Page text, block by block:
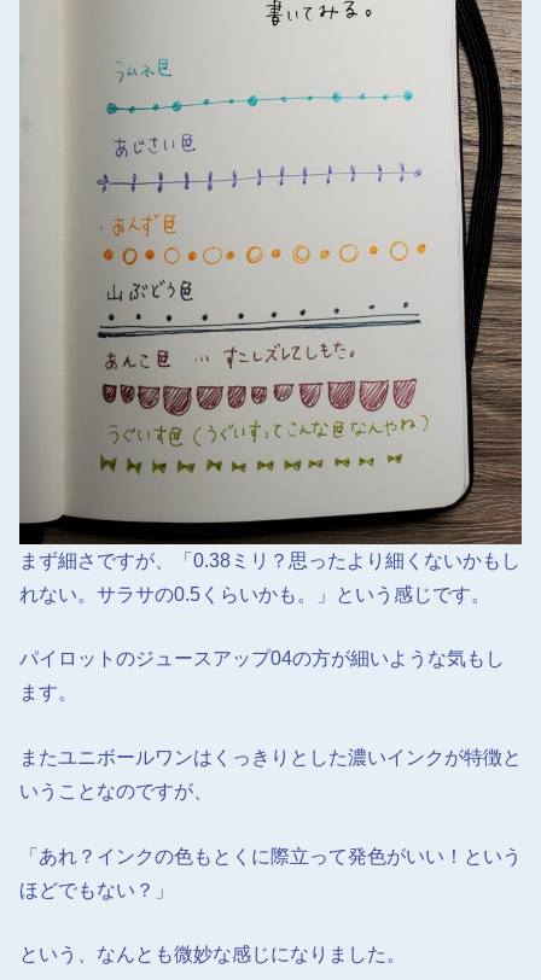
まず細さですが、「0.38ミリ？思ったより細くないかもし
れない。サラサの0.5くらいかも。」という感じです。
パイロットのジュースアップ04の方が細いような気もし
ます。
またユニボールワンはくっきりとした濃いインクが特徴と
いうことなのですが、
「あれ？インクの色もとくに際立って発色がいい！という
ほどでもない？」
という、なんとも微妙な感じになりました。